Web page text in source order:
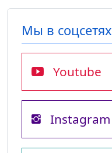
Мы в соцсетях
Youtube
Instagram